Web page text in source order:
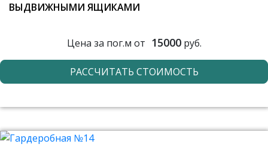
ВЫДВИЖНЫМИ ЯЩИКАМИ
Цена за пог.м от 15000руб.
РАССЧИТАТЬ СТОИМОСТЬ